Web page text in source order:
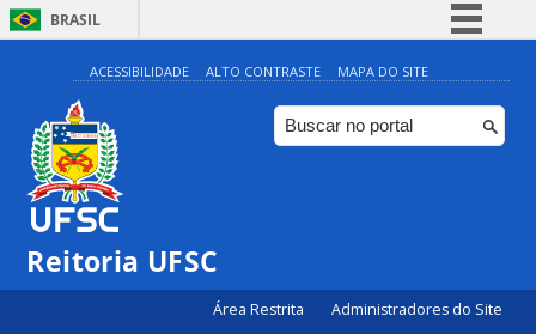
BRASIL
Simplifique!
Comunica BR
Participe
ACESSIBILIDADE ALTO CONTRASTE MAPA DO SITE
Reitoria UFSC
Área Restrita Administradores do Site